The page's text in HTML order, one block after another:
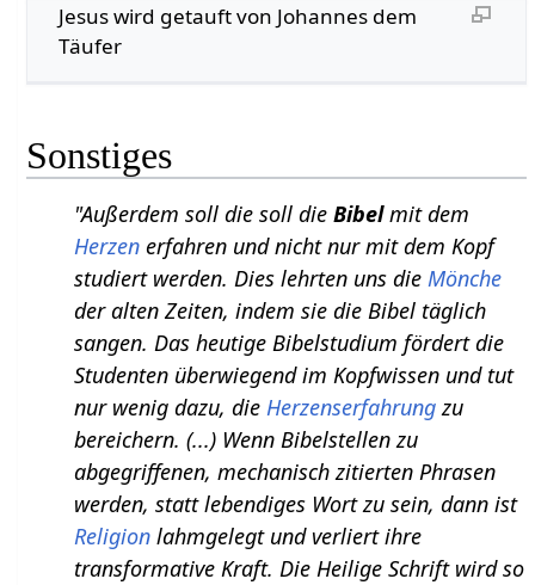
Jesus wird getauft von Johannes dem
Täufer
Sonstiges
"Außerdem soll die soll dieBibelmit dem
Herzen erfahren und nicht nur mit dem Kopf
studiert werden. Dies lehrten uns dieMönche
der alten Zeiten, indem sie die Bibel täglich
sangen. Das heutige Bibelstudium fördert die
Studenten überwiegend im Kopfwissen und tut
nur wenig dazu, dieHerzenserfahrungzu
bereichern. (...) Wenn Bibelstellen zu
abgegriffenen, mechanisch zitierten Phrasen
werden, statt lebendiges Wort zu sein, dann ist
Religion lahmgelegt und verliert ihre
transformative Kraft. Die Heilige Schrift wird so